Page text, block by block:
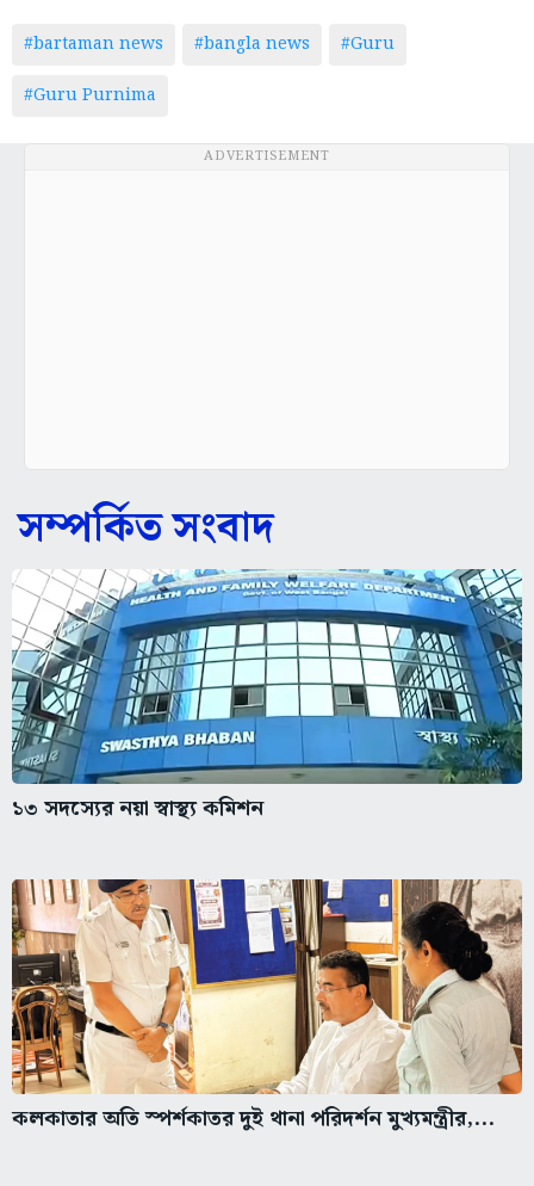
#bartaman news #bangla news
#Guru
#Guru Purnima
ADVERTISEMENT
সম্পর্কিত সংবাদ
১৩ সদস্যের নয়া স্বাস্থ্য কমিশন
কলকাতার অতি স্পর্শকাতর দুই থানা পরিদর্শন মুখ্যমন্ত্রীর,...